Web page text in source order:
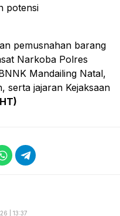
potensi
pemusnahan barang
Narkoba Polres
Mandailing Natal,
serta jajaran Kejaksaan
| 13:37